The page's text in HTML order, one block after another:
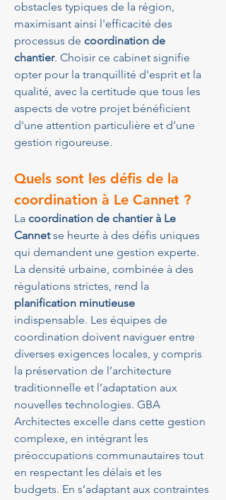
obstacles typiques de la région,
maximisant ainsi l'efficacité des
processus de coordination de
chantier. Choisir ce cabinet signifie
opter pour la tranquillité d'esprit et la
qualité, avec la certitude que tous les
aspects de votre projet bénéficient
d'une attention particulière et d’une
gestion rigoureuse.
Quels sont les défis de la
coordination à Le Cannet ?
La coordination de chantier à Le
Cannet se heurte à des défis uniques
qui demandent une gestion experte.
La densité urbaine, combinée à des
régulations strictes, rend la
planification minutieuse
indispensable. Les équipes de
coordination doivent naviguer entre
diverses exigences locales, y compris
la préservation de l’architecture
traditionnelle et l’adaptation aux
nouvelles technologies. GBA
Architectes excelle dans cette gestion
complexe, en intégrant les
préoccupations communautaires tout
en respectant les délais et les
budgets. En s’adaptant aux contraintes